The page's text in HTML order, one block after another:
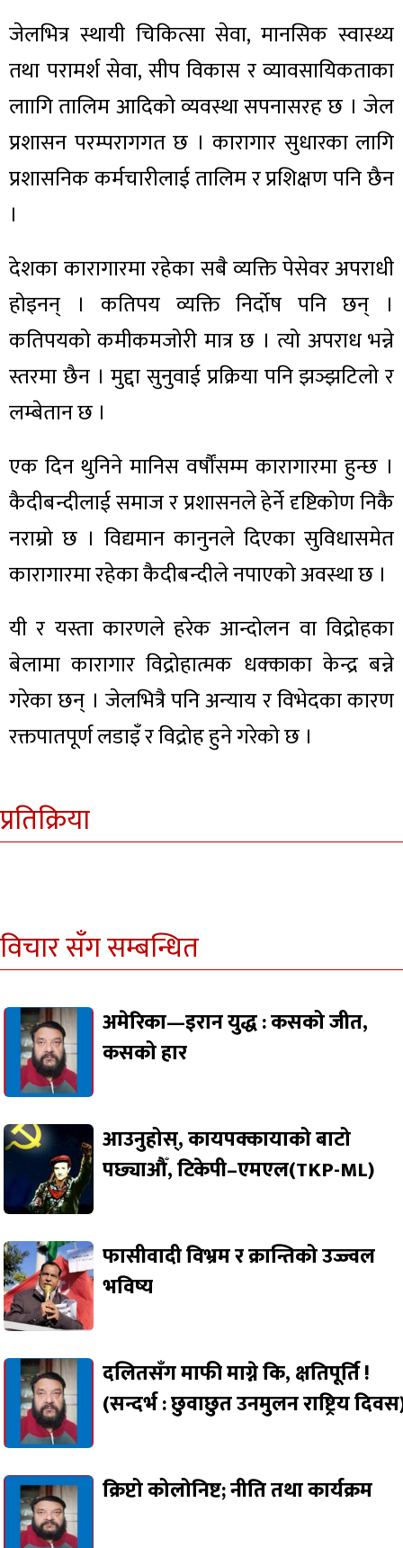
जेलभित्र स्थायी चिकित्सा सेवा, मानसिक स्वास्थ्य
तथा परामर्श सेवा, सीप विकास र व्यावसायिकताका
लाागि तालिम आदिको व्यवस्था सपनासरह छ । जेल
प्रशासन परम्परागगत छ । कारागार सुधारका लागि
प्रशासनिक कर्मचारीलाई तालिम र प्रशिक्षण पनि छैन
।
देशका कारागारमा रहेका सबै व्यक्ति पेसेवर अपराधी
होइनन् । कतिपय व्यक्ति निर्दोष पनि छन् ।
कतिपयको कमीकमजोरी मात्र छ । त्यो अपराध भन्ने
स्तरमा छैन । मुद्दा सुनुवाई प्रक्रिया पनि झञ्झटिलो र
लम्बेतान छ ।
एक दिन थुनिने मानिस वर्षौंसम्म कारागारमा हुन्छ ।
कैदीबन्दीलाई समाज र प्रशासनले हेर्ने दृष्टिकोण निकै
नराम्रो छ । विद्यमान कानुनले दिएका सुविधासमेत
कारागारमा रहेका कैदीबन्दीले नपाएको अवस्था छ ।
यी र यस्ता कारणले हरेक आन्दोलन वा विद्रोहका
बेलामा कारागार विद्रोहात्मक धक्काका केन्द्र बन्ने
गरेका छन् । जेलभित्रै पनि अन्याय र विभेदका कारण
रक्तपातपूर्ण लडाइँ र विद्रोह हुने गरेको छ ।
प्रतिक्रिया
विचार सँग सम्बन्धित
अमेरिका—इरान युद्ध : कसको जीत,
कसको हार
आउनुहोस्, कायपक्कायाको बाटो
पछ्याऔँ, टिकेपी–एमएल(TKP-ML)
फासीवादी विभ्रम र क्रान्तिको उज्ज्वल
भविष्य
दलितसँग माफी माग्ने कि, क्षतिपूर्ति !
(सन्दर्भ : छुवाछुत उनमुलन राष्ट्रिय
क्रिप्टो कोलोनिष्ट; नीति तथा कार्यक्रम